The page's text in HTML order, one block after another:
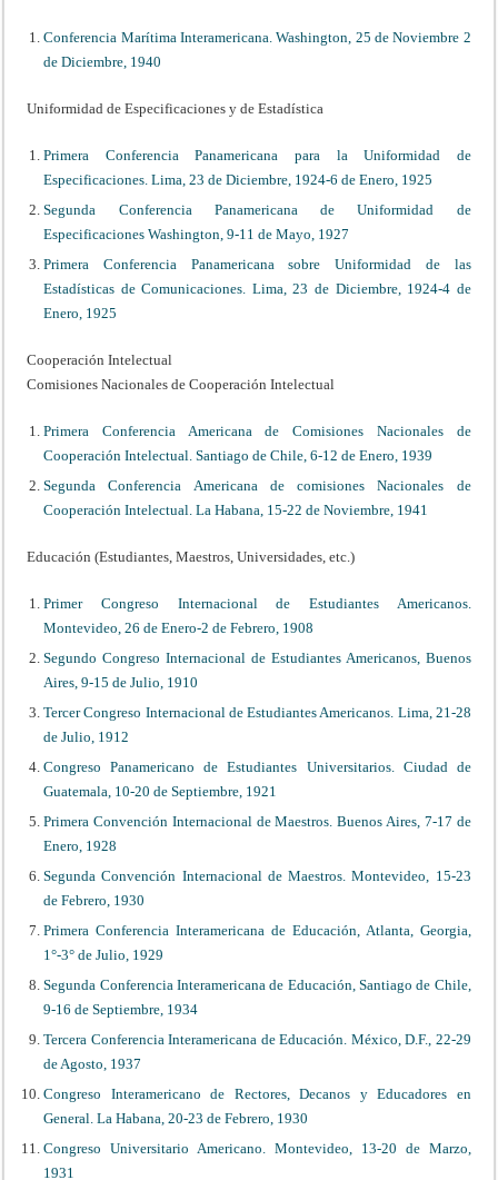
Conferencia Marítima Interamericana. Washington, 25 de Noviembre 2
de Diciembre, 1940
Uniformidad de Especificaciones y de Estadística
Primera Conferencia Panamericana para la Uniformidad de
Especificaciones. Lima, 23 de Diciembre, 1924-6 de Enero, 1925
Segunda Conferencia Panamericana de Uniformidad de
Especificaciones Washington, 9-11 de Mayo, 1927
Primera Conferencia Panamericana sobre Uniformidad de las
Estadísticas de Comunicaciones. Lima, 23 de Diciembre, 1924-4 de
Enero, 1925
Cooperación Intelectual
Comisiones Nacionales de Cooperación Intelectual
Primera Conferencia Americana de Comisiones Nacionales de
Cooperación Intelectual. Santiago de Chile, 6-12 de Enero, 1939
Segunda Conferencia Americana de comisiones Nacionales de
Cooperación Intelectual. La Habana, 15-22 de Noviembre, 1941
Educación (Estudiantes, Maestros, Universidades, etc.)
Primer Congreso Internacional de Estudiantes Americanos.
Montevideo, 26 de Enero-2 de Febrero, 1908
Segundo Congreso Internacional de Estudiantes Americanos, Buenos
Aires, 9-15 de Julio, 1910
Tercer Congreso Internacional de Estudiantes Americanos. Lima, 21-28
de Julio, 1912
Congreso Panamericano de Estudiantes Universitarios. Ciudad de
Guatemala, 10-20 de Septiembre, 1921
Primera Convención Internacional de Maestros. Buenos Aires, 7-17 de
Enero, 1928
Segunda Convención Internacional de Maestros. Montevideo, 15-23
de Febrero, 1930
Primera Conferencia Interamericana de Educación, Atlanta, Georgia,
1°-3° de Julio, 1929
Segunda Conferencia Interamericana de Educación, Santiago de Chile,
9-16 de Septiembre, 1934
Tercera Conferencia Interamericana de Educación. México, D.F., 22-29
de Agosto, 1937
Congreso Interamericano de Rectores, Decanos y Educadores en
General. La Habana, 20-23 de Febrero, 1930
Congreso Universitario Americano. Montevideo, 13-20 de Marzo,
1931